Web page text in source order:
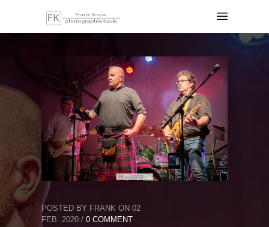
POSTED BY FRANK ON 02
FEB. 2020 / 0 COMMENT